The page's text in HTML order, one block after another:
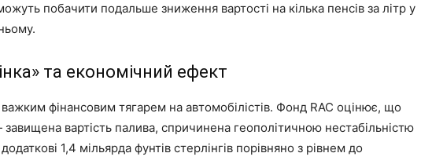
побачити подальше зниження вартості на кілька пенсів за літр у
та економічний ефект
важким фінансовим тягарем на автомобілістів. Фонд RAC оцінює, що
завищена вартість палива, спричинена геополітичною нестабільністю
1,4 мільярда фунтів стерлінгів порівняно з рівнем до